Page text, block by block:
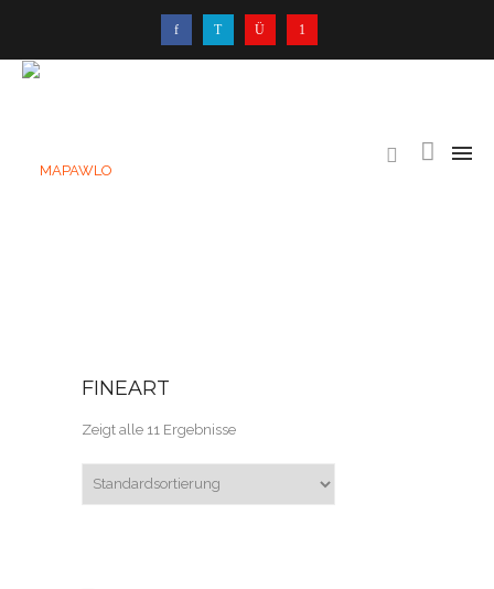
FINEART
Zeigt alle 11 Ergebnisse